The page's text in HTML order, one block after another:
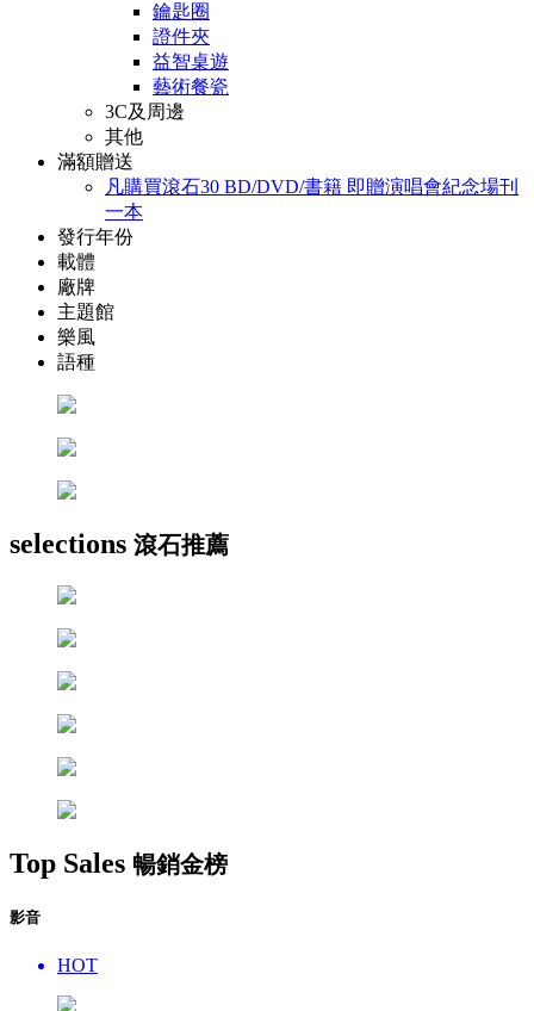
鑰匙圈
證件夾
益智桌遊
藝術餐瓷
3C及周邊
其他
滿額贈送
凡購買滾石30 BD/DVD/書籍 即贈演唱會紀念場刊
一本
發行年份
載體
廠牌
主題館
樂風
語種
selections 滾石推薦
Top Sales 暢銷金榜
影音
HOT